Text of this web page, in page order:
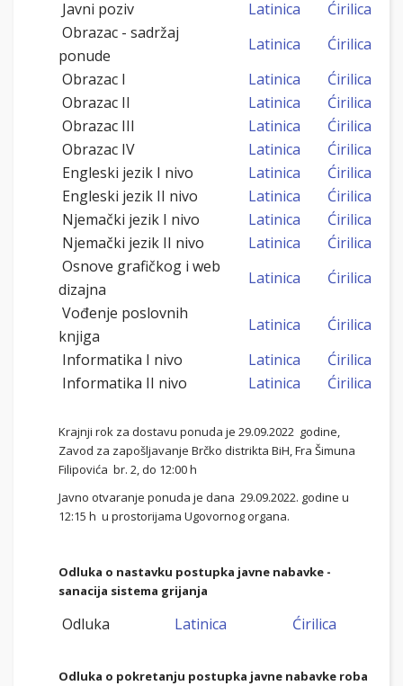
Javni poziv Latinica
Ćirilica
Obrazac - sadržaj
ponude
Latinica
Ćirilica
Obrazac I
Latinica
Ćirilica
Obrazac II
Latinica
Ćirilica
Obrazac III
Latinica
Ćirilica
Obrazac IV
Latinica
Ćirilica
Engleski jezik I nivo
Latinica
Ćirilica
Engleski jezik II nivo
Latinica
Ćirilica
Njemački jezik I nivo
Latinica
Ćirilica
Njemački jezik II nivo
Latinica
Ćirilica
Osnove grafičkog i web
dizajna
Latinica
Ćirilica
Vođenje poslovnih
knjiga
Latinica
Ćirilica
Informatika I nivo
Latinica
Ćirilica
Informatika II nivo
Latinica Ćirilica
Krajnji rok za dostavu ponuda je 29.09.2022 godine,
Zavod za zapošljavanje Brčko distrikta BiH, Fra Šimuna
Filipovića br. 2, do 12:00 h
Javno otvaranje ponuda je dana 29.09.2022. godine u
12:15 h u prostorijama Ugovornog organa.
Odluka o nastavku postupka javne nabavke -
sanacija sistema grijanja
Odluka Latinica Ćirilica
Odluka o pokretanju postupka javne nabavke roba